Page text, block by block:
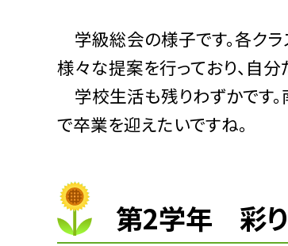
学級総会の様子です。各ク
様々な提案を行っており、自
学校生活も残りわずかです
で卒業を迎えたいですね。
第2学年 彩り